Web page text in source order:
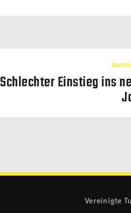
Next
Schlechter Einstieg ins
Vereinigte